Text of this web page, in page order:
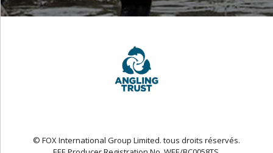
© FOX International Group Limited. tous droits réservés.